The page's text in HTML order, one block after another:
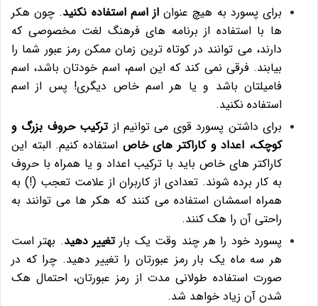
برای پسورد به هیچ عنوان از اسم استفاده نکنید. چون هکر
ها با استفاده از برنامه های فرهنگ لغت مخصوصی که
دارند، می توانند در کوتاه ترین زمان ممکن رمز عبور شما را
بیابند. فرقی نمی کند که این اسم، اسم خودتان باشد، اسم
فامیلتان باشد و یا هر اسم خاص دیگری! پس از اسم
استفاده نکنید.
برای داشتن پسورد قوی می توانیم ازترکیب حروف بزرگ و
کوچک، اعداد و کاراکتر های خاص استفاده کنیم. البته این
کاراکتر های خاص باید با ترکیب اعداد و یا همراه با حروف
به کار برده شوند. تعدادی از کاربران از علامت تعجب (!) به
همراه اسمشان استفاده می کنند که هکر ها می توانند به
راحتی آن را هک کنند.
پسورد خود را هر چند وقت یک بارتغییر دهید. بهتر است
هر سه ماه یک بار رمز عبورتان را تغییر دهید. چرا که در
صورت استفاده طولانی مدت از رمز عبورتان، احتمال هک
شدن آن زیاد خواهد شد.